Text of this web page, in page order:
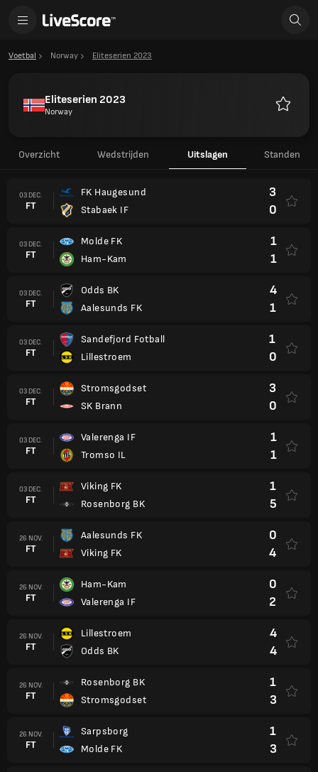
Voetbal Norway Eliteserien 2023
Eliteserien 2023
Norway
Overzicht Wedstrijden Uitslagen Standen
03 DEC.
FT
FK Haugesund
Stabaek IF
3
0
03 DEC.
FT
Molde FK
Ham-Kam
1
1
03 DEC.
FT
Odds BK
Aalesunds FK
4
1
03 DEC.
FT
Sandefjord Fotball
Lillestroem
1
0
03 DEC.
FT
Stromsgodset
SK Brann
3
0
03 DEC.
FT
Valerenga IF
Tromso IL
1
1
03 DEC.
FT
Viking FK
Rosenborg BK
1
5
26 NOV.
FT
Aalesunds FK
Viking FK
0
4
26 NOV.
FT
Ham-Kam
Valerenga IF
0
2
26 NOV.
FT
Lillestroem
Odds BK
4
4
26 NOV.
FT
Rosenborg BK
Stromsgodset
1
3
26 NOV.
FT
Sarpsborg
Molde FK
1
3